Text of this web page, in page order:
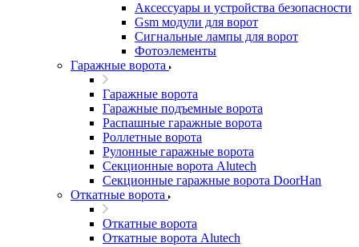
Аксессуары и устройства безопасности
Gsm модули для ворот
Сигнальные лампы для ворот
Фотоэлементы
Гаражные ворота
Гаражные ворота
Гаражные подъемные ворота
Распашные гаражные ворота
Роллетные ворота
Рулонные гаражные ворота
Секционные ворота Alutech
Секционные гаражные ворота DoorHan
Откатные ворота
Откатные ворота
Откатные ворота Alutech